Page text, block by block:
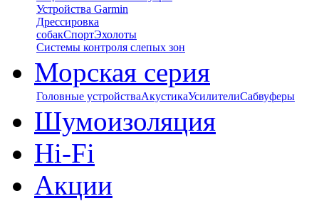
Устройства Garmin
Дрессировка
собакСпортЭхолоты
Системы контроля слепых зон
Морская серия
Головные устройстваАкустикаУсилителиСабвуферы
Шумоизоляция
Hi-Fi
Акции